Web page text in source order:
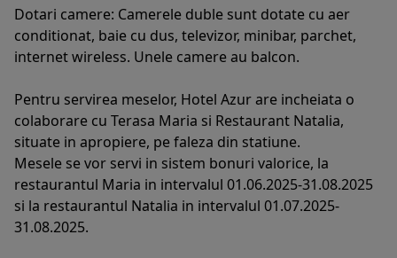
Dotari camere: Camerele duble sunt dotate cu aer
conditionat, baie cu dus, televizor, minibar, parchet,
internet wireless. Unele camere au balcon.
Pentru servirea meselor, Hotel Azur are incheiata o
colaborare cu Terasa Maria si Restaurant Natalia,
situate in apropiere, pe faleza din statiune.
Mesele se vor servi in sistem bonuri valorice, la
restaurantul Maria in intervalul 01.06.2025-31.08.2025
si la restaurantul Natalia in intervalul 01.07.2025-
31.08.2025.